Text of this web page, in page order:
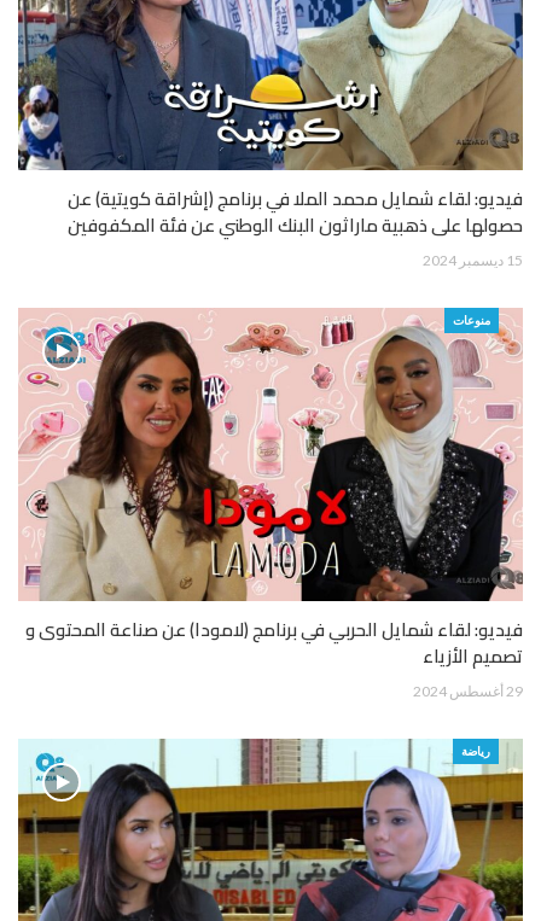
فيديو: لقاء شمايل محمد الملا في برنامج (إشراقة كويتية) عن
حصولها على ذهبية ماراثون البنك الوطني عن فئة المكفوفين
15 ديسمبر 2024
منوعات
فيديو: لقاء شمايل الحربي في برنامج (لامودا) عن صناعة المحتوى و
تصميم الأزياء
29 أغسطس 2024
رياضة